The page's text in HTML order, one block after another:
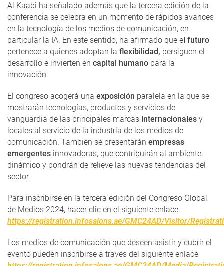
Al Kaabi ha señalado además que la tercera edición de la
conferencia se celebra en un momento de rápidos avances
en la tecnología de los medios de comunicación, en
particular la IA. En este sentido, ha afirmado que el futuro
pertenece a quienes adoptan la flexibilidad, persiguen el
desarrollo e invierten en capital humano para la
innovación.
El congreso acogerá una exposición paralela en la que se
mostrarán tecnologías, productos y servicios de
vanguardia de las principales marcas internacionales y
locales al servicio de la industria de los medios de
comunicación. También se presentarán empresas
emergentes innovadoras, que contribuirán al ambiente
dinámico y pondrán de relieve las nuevas tendencias del
sector.
Para inscribirse en la tercera edición del Congreso Global
de Medios 2024, hacer clic en el siguiente enlace
https://registration.infosalons.ae/GMC24AD/Visitor/
Los medios de comunicación que deseen asistir y cubrir el
evento pueden inscribirse a través del siguiente enlace